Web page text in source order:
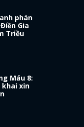
phán
Gia
Triều
Máu 8:
khai xin